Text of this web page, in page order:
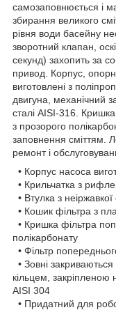
самозаповнюється і
збирання великого
рівня води басейну
зворотний клапан,
секунд) захопить за
привод. Корпус,
виготовлені з
двигуна, механічний
сталі AISI-316.
з прозорого
заповнення сміттям.
ремонт і
• Корпус насоса
• Крильчатка з
• Втулка з
• Кошик фільтра з
• Кришка фільтра
полікарбонату
• Фільтр
• Зовні
кільцем, закріпленою
AISI 304
• Придатний для